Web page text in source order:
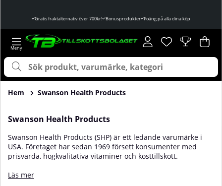
Gratis fraktalternativ över 700kr! Bonusprodukter Poäng på alla dina köp
Önskelista
Antal i
. .
Hem Swanson Health Products
Swanson Health Products
Swanson Health Products (SHP) är ett ledande varumärke i
USA. Företaget har sedan 1969 försett konsumenter med
prisvärda, högkvalitativa vitaminer och kosttillskott.
vuxit från ett litet familjeägt företag till en världsledare inom
Läs mer